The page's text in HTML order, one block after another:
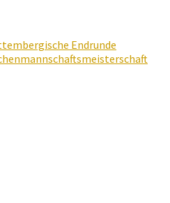
Endrunde